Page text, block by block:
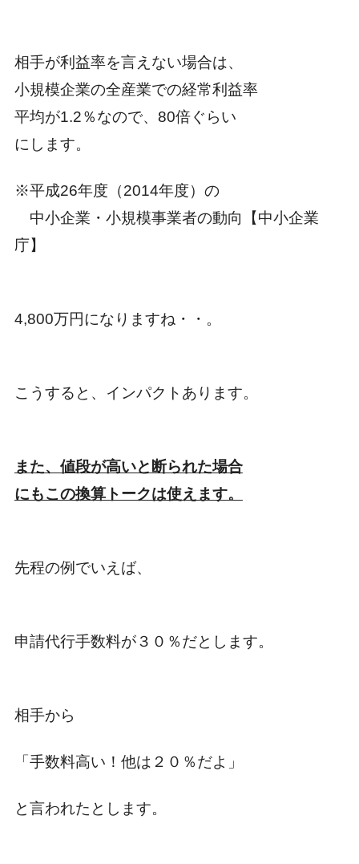
相手が利益率を言えない場合は、
小規模企業の全産業での経常利益率
平均が1.2％なので、80倍ぐらい
にします。
※平成26年度（2014年度）の
中小企業・小規模事業者の動向
【中小企業
庁】
4,800万円になりますね・・。
こうすると、インパクトあります。
また、値段が高いと断られた場合
にもこの換算トークは使えます。
先程の例でいえば、
申請代行手数料が３０％だとします。
相手から
「手数料高い！他は２０％だよ」
と言われたとします。